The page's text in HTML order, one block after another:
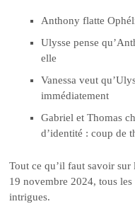
Anthony flatte
Ulysse pense
elle
Vanessa veut
immédiatement
Gabriel et Thomas
d’identité : coup de
Tout ce qu’il faut savoir sur
19 novembre 2024, tous
intrigues.